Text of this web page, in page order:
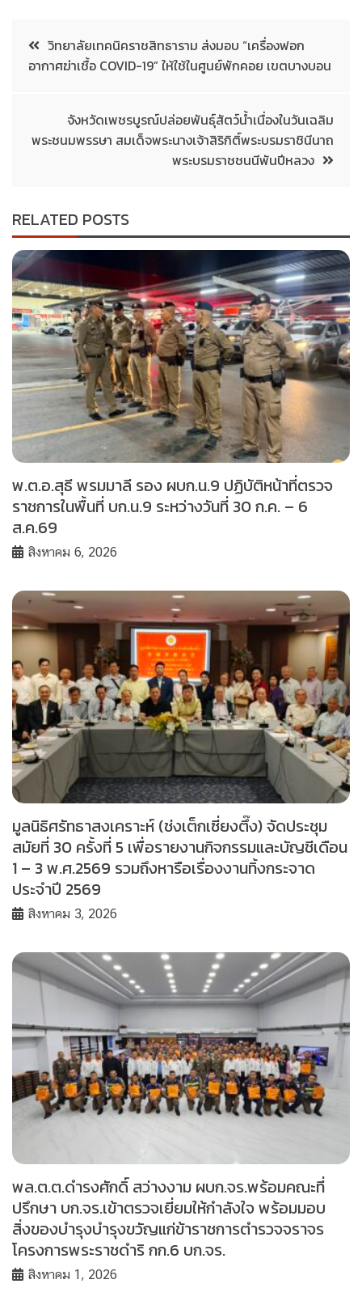
วิทยาลัยเทคนิคราชสิทธาราม ส่งมอบ “เครื่องฟอก
อากาศฆ่าเชื้อ COVID-19” ให้ใช้ในศูนย์พักคอย เขตบางบอน
จังหวัดเพชรบูรณ์ปล่อยพันธุ์สัตว์น้ำเนื่องในวันเฉลิม
พระชนมพรรษา สมเด็จพระนางเจ้าสิริกิติ์พระบรมราชินีนาถ
พระบรมราชชนนีพันปีหลวง
RELATED POSTS
พ.ต.อ.สุธี พรมมาลี รอง ผบก.น.9 ปฏิบัติหน้าที่ตรวจ
ราชการในพื้นที่ บก.น.9 ระหว่างวันที่ 30 ก.ค. – 6
ส.ค.69
สิงหาคม 6, 2026
มูลนิธิศรัทธาสงเคราะห์ (ช่งเต็กเซี่ยงตึ๊ง) จัดประชุม
สมัยที่ 30 ครั้งที่ 5 เพื่อรายงานกิจกรรมและบัญชีเดือน
1 – 3 พ.ศ.2569 รวมถึงหารือเรื่องงานทิ้งกระจาด
ประจำปี 2569
สิงหาคม 3, 2026
พล.ต.ต.ดำรงศักดิ์ สว่างงาม ผบก.จร.พร้อมคณะที่
ปรึกษา บก.จร.เข้าตรวจเยี่ยมให้กำลังใจ พร้อมมอบ
สิ่งของบำรุงบำรุงขวัญแก่ข้าราชการตำรวจจราจร
โครงการพระราชดำริ กก.6 บก.จร.
สิงหาคม 1, 2026